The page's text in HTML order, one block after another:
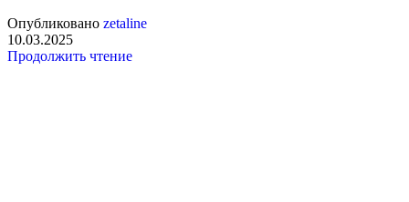
Опубликовано zetaline
10.03.2025
Продолжить чтение